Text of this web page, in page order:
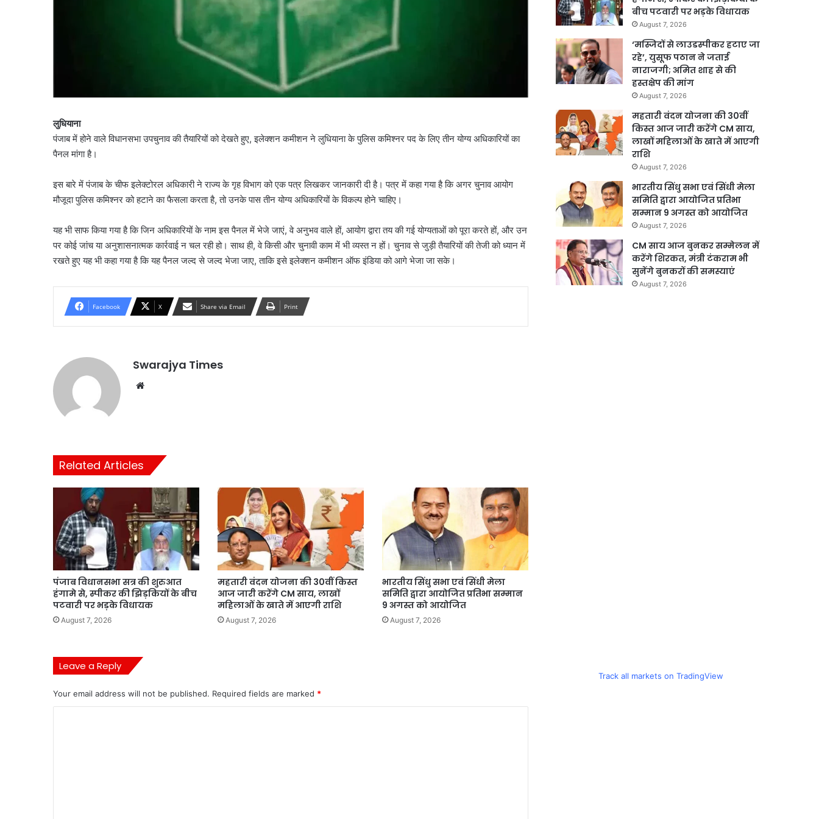
लुधियाना
पंजाब में होने वाले विधानसभा उपचुनाव की तैयारियों को देखते हुए, इलेक्शन कमीशन ने लुधियाना के पुलिस कमिश्नर पद के लिए तीन योग्य अधिकारियों का
पैनल मांगा है।
इस बारे में पंजाब के चीफ इलेक्टोरल अधिकारी ने राज्य के गृह विभाग को एक पत्र लिखकर जानकारी दी है। पत्र में कहा गया है कि अगर चुनाव आयोग
मौजूदा पुलिस कमिश्नर को हटाने का फैसला करता है, तो उनके पास तीन योग्य अधिकारियों के विकल्प होने चाहिए।
यह भी साफ किया गया है कि जिन अधिकारियों के नाम इस पैनल में भेजे जाएं, वे अनुभव वाले हों, आयोग द्वारा तय की गई योग्यताओं को पूरा करते हों, और उन
पर कोई जांच या अनुशासनात्मक कार्रवाई न चल रही हो। साथ ही, वे किसी और चुनावी काम में भी व्यस्त न हों। चुनाव से जुड़ी तैयारियों की तेजी को ध्यान में
रखते हुए यह भी कहा गया है कि यह पैनल जल्द से जल्द भेजा जाए, ताकि इसे इलेक्शन कमीशन ऑफ इंडिया को आगे भेजा जा सके।
Facebook X Share via Email Print
Swarajya Times
Related Articles
पंजाब विधानसभा सत्र की शुरुआत
हंगामे से, स्पीकर की झिड़कियों के बीच
पटवारी पर भड़के विधायक
August 7, 2026
महतारी वंदन योजना की 30वीं किस्त
आज जारी करेंगे CM साय, लाखों
महिलाओं के खाते में आएगी राशि
August 7, 2026
भारतीय सिंधु सभा एवं सिंधी मेला
समिति द्वारा आयोजित प्रतिभा सम्मान
9 अगस्त को आयोजित
August 7, 2026
Leave a Reply
Your email address will not be published. Required fields are marked *
बीच पटवारी पर भड़के विधायक
August 7, 2026
‘मस्जिदों से लाउडस्पीकर हटाए जा
रहे’, युसूफ पठान ने जताई
नाराजगी; अमित शाह से की
हस्तक्षेप की मांग
August 7, 2026
महतारी वंदन योजना की 30वीं
किस्त आज जारी करेंगे CM साय,
लाखों महिलाओं के खाते में आएगी
राशि
August 7, 2026
भारतीय सिंधु सभा एवं सिंधी मेला
समिति द्वारा आयोजित प्रतिभा
सम्मान 9 अगस्त को आयोजित
August 7, 2026
CM साय आज बुनकर सम्मेलन में
करेंगे शिरकत, मंत्री टंकराम भी
सुनेंगे बुनकरों की समस्याएं
August 7, 2026
Track all markets on TradingView